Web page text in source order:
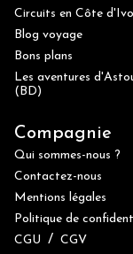
Circuits en Côte
Blog voyage
Bons plans
Les aventures
(BD)
Compagnie
Qui sommes-nous ?
Contactez-nous
Mentions légales
Politique de
CGU / CGV